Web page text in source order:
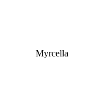
Myrcella